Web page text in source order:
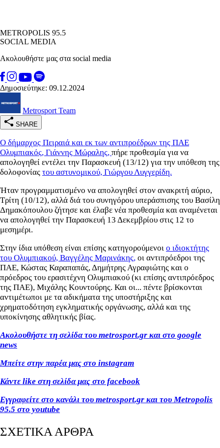
METROPOLIS 95.5
SOCIAL MEDIA
Ακολουθήστε μας στα social media
Δημοσιεύτηκε: 09.12.2024
Metrosport Team
SHARE
Ο δήμαρχος Πειραιά και εκ των αντιπροέδρων της ΠΑΕ
Ολυμπιακός, Γιάννης Μώραλης, πήρε προθεσμία για να
απολογηθεί εντέλει την Παρασκευή (13/12) για την υπόθεση της
δολοφονίας του αστυνομικού, Γιώργου Λυγγερίδη.
Ήταν προγραμματισμένο να απολογηθεί στον ανακριτή αύριο,
Τρίτη (10/12), αλλά διά του συνηγόρου υπεράσπισης του Βασίλη
Δημακόπουλου ζήτησε και έλαβε νέα προθεσμία και αναμένεται
να απολογηθεί την Παρασκευή 13 Δεκεμβρίου στις 12 το
μεσημέρι.
Στην ίδια υπόθεση είναι επίσης κατηγορούμενοι ο ιδιοκτήτης
του Ολυμπιακού, Βαγγέλης Μαρινάκης, οι αντιπρόεδροι της
ΠΑΕ, Κώστας Καραπαπάς, Δημήτρης Αγραφιώτης και ο
πρόεδρος του ερασιτέχνη Ολυμπιακού (κι επίσης αντιπρόεδρος
της ΠΑΕ), Μιχάλης Κουντούρης. Και οι... πέντε βρίσκονται
αντιμέτωποι με τα αδικήματα της υποστήριξης και
χρηματοδότηση εγκληματικής οργάνωσης, αλλά και της
υποκίνησης αθλητικής βίας.
Ακολουθήστε τη σελίδα του metrosport.gr και στο google
news
Μπείτε στην παρέα μας στο instagram
Κάντε like στη σελίδα μας στο facebook
Εγγραφείτε στο κανάλι του metrosport.gr και του Metropolis
95.5 στο youtube
ΣΧΕΤΙΚΑ ΑΡΘΡΑ